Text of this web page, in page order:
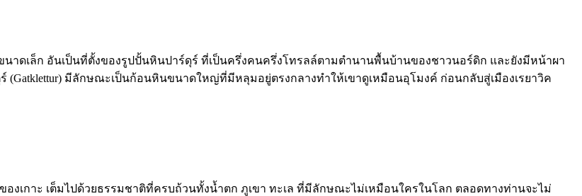
าดเล็ก อันเป็นที่ตั้งของรูปปั้นหินปาร์ดุร์ ที่เป็นครึ่งคนครึ่งโทรลล์ตามตำนานพื้นบ้านของชาวนอร์ดิก และยังมีหน้าผา
มีลักษณะเป็นก้อนหินขนาดใหญ่ที่มีหลุมอยู่ตรงกลางทำให้เขาดูเหมือนอุโมงค์ ก่อนกลับสู่เมืองเรยาวิค
องเกาะ เต็มไปด้วยธรรมชาติที่ครบถ้วนทั้งน้ำตก ภูเขา ทะเล ที่มีลักษณะไม่เหมือนใครในโลก ตลอดทางท่านจะไม่